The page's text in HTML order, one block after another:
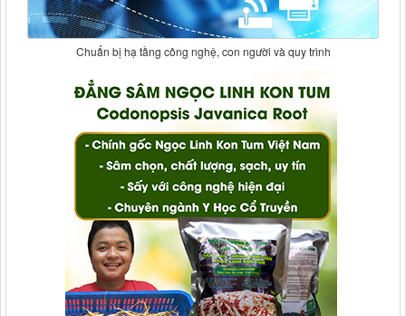
Chuẩn bị hạ tầng công nghệ, con người và quy trình